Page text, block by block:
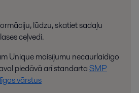
lūdzu, skatiet sadaļu
ceļvedi.
Unique maisījumu necaurlaidīgo
piedāvā arī standartaSMP
vārstus